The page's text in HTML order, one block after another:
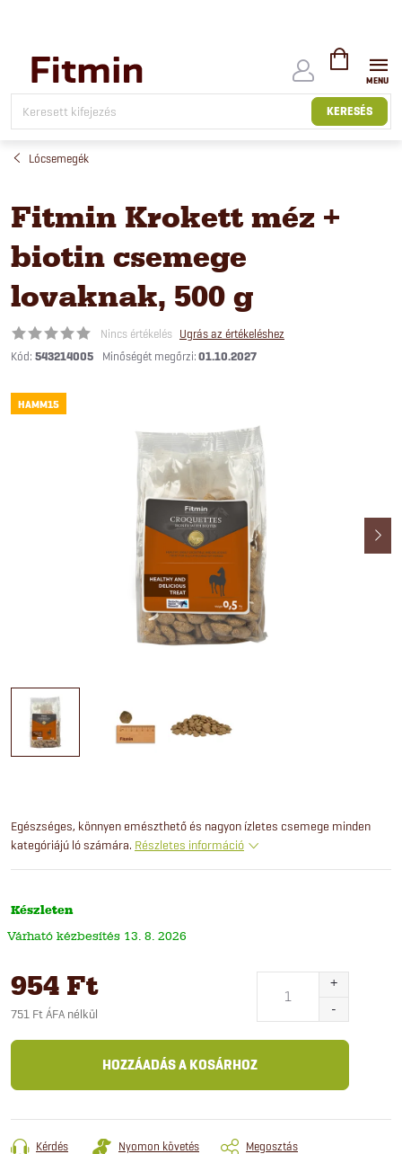
tartalomhoz
KERESÉS
KOSÁR
Lócsemegék
Fitmin Krokett méz +
biotin csemege
lovaknak, 500 g
Nincs értékelés Ugrás az értékeléshez
Kód: 543214005 01.10.2027
HAMM15
Egészséges, könnyen emészthető és nagyon ízletes csemege minden
kategóriájú ló számára. Részletes információ
Készleten
13. 8. 2026
954 Ft
751 Ft ÁFA nélkül
HOZZÁADÁS A KOSÁRHOZ
Kérdés Nyomon követés Megosztás